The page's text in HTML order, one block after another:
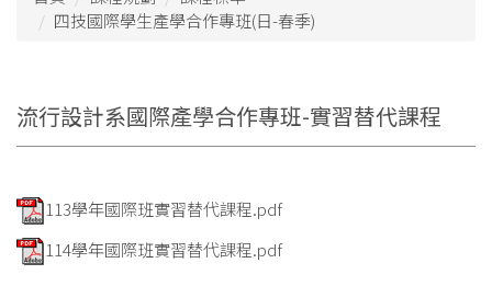
四技國際學生產學合作專班(日-春季)
流行設計系國際產學合作專班-實習替代課程
113學年國際班實習替代課程.pdf
114學年國際班實習替代課程.pdf